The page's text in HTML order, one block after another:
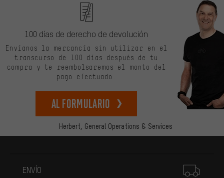
Herbert, General Operations & Services
100 días de derecho de devolución
Envíanos la mercancía sin utilizar en el
transcurso de 100 días después de tu
compra y te reembolsaremos el monto del
pago efectuado.
Al formulario
ENVÍO